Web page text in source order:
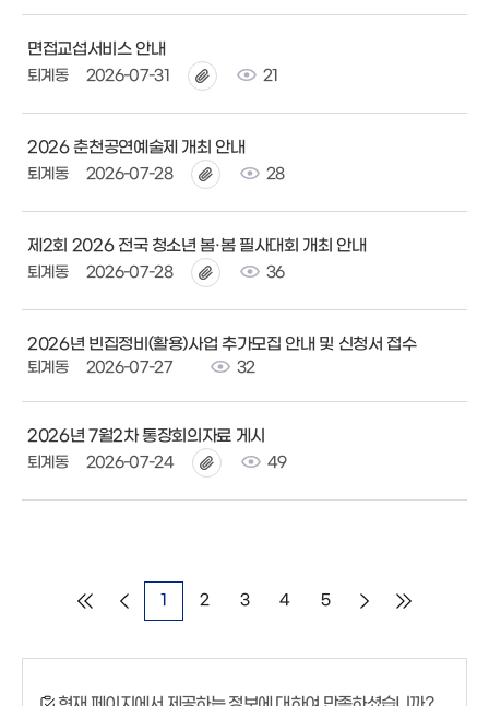
면접교섭서비스 안내
퇴계동 2026-07-31 21
2026 춘천공연예술제 개최 안내
퇴계동 2026-07-28 28
제2회 2026 전국 청소년 봄·봄 필사대회 개최 안내
퇴계동 2026-07-28 36
2026년 빈집정비(활용)사업 추가모집 안내 및 신청서 접수
퇴계동 2026-07-27 32
2026년 7월2차 통장회의자료 게시
퇴계동 2026-07-24 49
1 2 3 4 5